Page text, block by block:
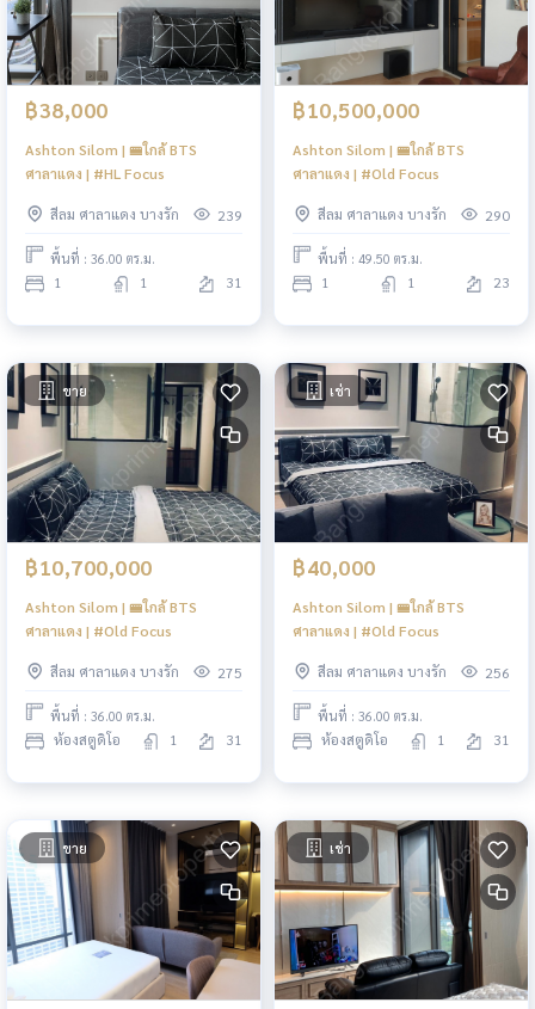
฿38,000
Ashton Silom | 🚝ใกล้ BTS
ศาลาแดง | #HL Focus
สีลม ศาลาแดง บางรัก 239
พื้นที่ : 36.00 ตร.ม.
1 1 31
฿10,500,000
Ashton Silom | 🚝ใกล้ BTS
ศาลาแดง | #Old Focus
สีลม ศาลาแดง บางรัก 290
พื้นที่ : 49.50 ตร.ม.
1 1 23
ขาย
฿10,700,000
Ashton Silom | 🚝ใกล้ BTS
ศาลาแดง | #Old Focus
สีลม ศาลาแดง บางรัก 275
พื้นที่ : 36.00 ตร.ม.
ห้องสตูดิโอ 1 31
เช่า
฿40,000
Ashton Silom | 🚝ใกล้ BTS
ศาลาแดง | #Old Focus
สีลม ศาลาแดง บางรัก 256
พื้นที่ : 36.00 ตร.ม.
ห้องสตูดิโอ 1 31
ขาย เช่า